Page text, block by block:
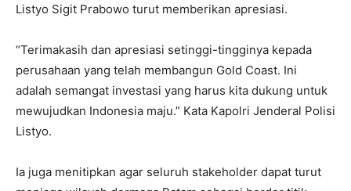
Listyo Sigit Prabowo turut memberikan apresiasi.
“Terimakasih dan apresiasi setinggi-tingginya kepada
perusahaan yang telah membangun Gold Coast. Ini
adalah semangat investasi yang harus kita dukung untuk
mewujudkan Indonesia maju.” Kata Kapolri Jenderal Polisi
Listyo.
Ia juga menitipkan agar seluruh stakeholder dapat turut